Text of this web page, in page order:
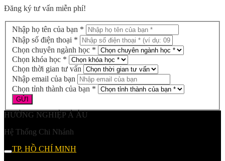
Đăng ký tư vấn miễn phí!
Nhập họ tên của bạn *
Nhập số điện thoại *
Chọn chuyên ngành học *
Chọn khóa học *
Chọn thời gian tư vấn
Nhập email của bạn
Chọn tỉnh thành của bạn *
HƯỚNG NGHIỆP Á ÂU
Hệ Thống Chi Nhánh
TP. HỒ CHÍ MINH